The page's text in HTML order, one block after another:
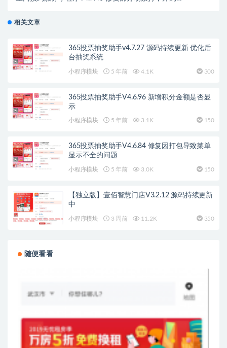
相关文章
365投票抽奖助手v4.7.27 源码持续更新 优化后
台抽奖系统
小程序模块 5 年前 4.1K 300
365投票抽奖助手V4.6.96 新增积分金额是否显
示
小程序模块 5 年前 3.1K 150
365投票抽奖助手V4.6.84 修复因打包导致菜单
显示不全的问题
小程序模块 5 年前 3.0K 150
【独立版】壹佰智慧门店V3.2.12 源码持续更新
中
小程序模块 3 周前 11.2K 350
随便看看